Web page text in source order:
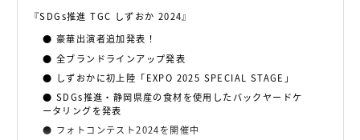
『SDGs推進 TGC しずおか 2024』
豪華出演者追加発表！
全ブランドラインアップ発表
しずおかに初上陸「EXPO 2025 SPECIAL STAGE」
SDGs推進・静岡県産の食材を使用したバックヤードケ
ータリングを発表
フォトコンテスト2024を開催中